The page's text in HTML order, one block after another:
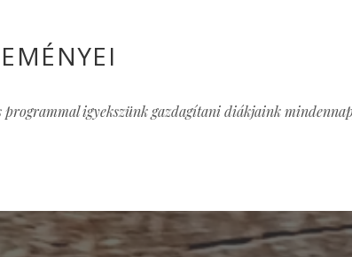
programmal igyekszünk gazdagítani diákjaink